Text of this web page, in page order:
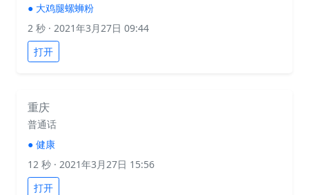
● 大鸡腿螺蛳粉
2 秒 · 2021年3月27日 09:44
打开
重庆
普通话
● 健康
12 秒 · 2021年3月27日 15:56
打开